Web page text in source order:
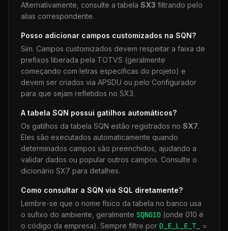
Alternativamente, consulte a tabela SX3 filtrando pelo
alias correspondente.
Posso adicionar campos customizados na SQN?
Sim. Campos customizados devem respeitar a faixa de
prefixos liberada pela TOTVS (geralmente
começando com letras específicas do projeto) e
devem ser criados via APSDU ou pelo Configurador
para que sejam refletidos no SX3.
A tabela SQN possui gatilhos automáticos?
Os gatilhos da tabela SQN estão registrados no SX7.
Eles são executados automaticamente quando
determinados campos são preenchidos, ajudando a
validar dados ou popular outros campos. Consulte o
dicionário SX7 para detalhes.
Como consultar a SQN via SQL diretamente?
Lembre-se que o nome físico da tabela no banco usa
o sufixo do ambiente, geralmente SQN010 (onde 010 é
o código da empresa). Sempre filtre por D_E_L_E_T_
=